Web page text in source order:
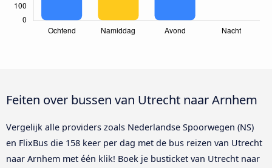
Feiten over bussen van Utrecht naar Arnhem
Vergelijk alle providers zoals Nederlandse Spoorwegen (NS)
en FlixBus die 158 keer per dag met de bus reizen van Utrecht
naar Arnhem met één klik! Boek je busticket van Utrecht naar